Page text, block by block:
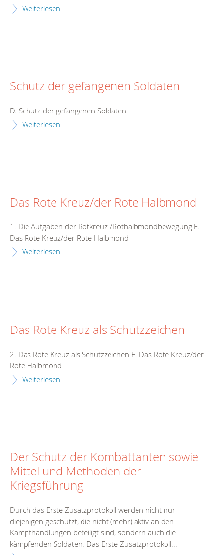
Weiterlesen
Schutz der gefangenen Soldaten
D. Schutz der gefangenen Soldaten
Weiterlesen
Das Rote Kreuz/der Rote Halbmond
1. Die Aufgaben der Rotkreuz-/Rothalbmondbewegung E.
Das Rote Kreuz/der Rote Halbmond
Weiterlesen
Das Rote Kreuz als Schutzzeichen
2. Das Rote Kreuz als Schutzzeichen E. Das Rote Kreuz/der
Rote Halbmond
Weiterlesen
Der Schutz der Kombattanten sowie
Mittel und Methoden der
Kriegsführung
Durch das Erste Zusatzprotokoll werden nicht nur
diejenigen geschützt, die nicht (mehr) aktiv an den
Kampfhandlungen beteiligt sind, sondern auch die
kämpfenden Soldaten. Das Erste Zusatzprotokoll...